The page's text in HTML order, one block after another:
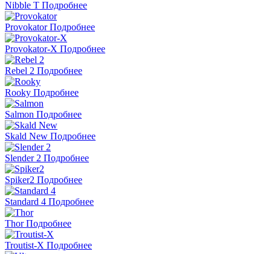
Nibble T Подробнее
ProvokatorПодробнее
Provokator-X Подробнее
Rebel 2 Подробнее
Rooky Подробнее
Salmon Подробнее
Skald New Подробнее
Slender 2 Подробнее
Spiker2 Подробнее
Standard 4 Подробнее
ThorПодробнее
Troutist-X Подробнее